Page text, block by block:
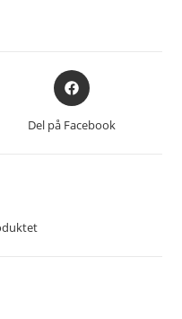
Åpnes
i
et
nytt
Del på Facebook